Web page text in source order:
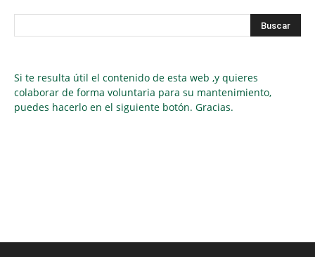
Si te resulta útil el contenido de esta web ,y quieres
colaborar de forma voluntaria para su mantenimiento,
puedes hacerlo en el siguiente botón. Gracias.